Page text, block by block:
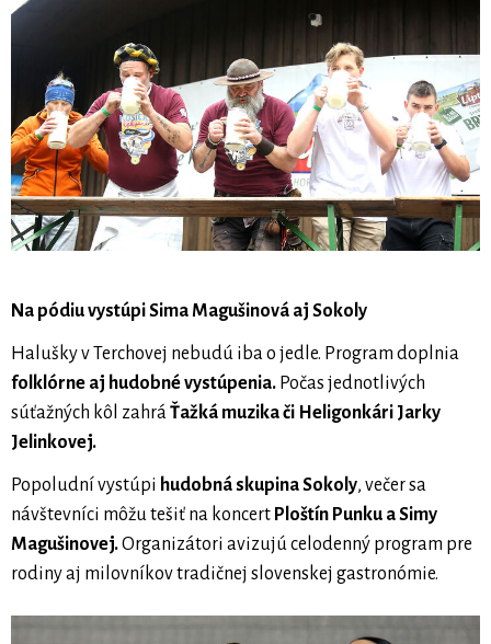
Na pódiu vystúpi Sima Magušinová aj Sokoly
Halušky v Terchovej nebudú iba o jedle. Program doplnia
folklórne aj hudobné vystúpenia. Počas jednotlivých
súťažných kôl zahráŤažká muzika či Heligonkári Jarky
Jelinkovej.
Popoludní vystúpi hudobná skupina Sokoly, večer sa
návštevníci môžu tešiť na koncert Ploštín Punku a Simy
Magušinovej.Organizátori avizujú celodenný program pre
rodiny aj milovníkov tradičnej slovenskej gastronómie.